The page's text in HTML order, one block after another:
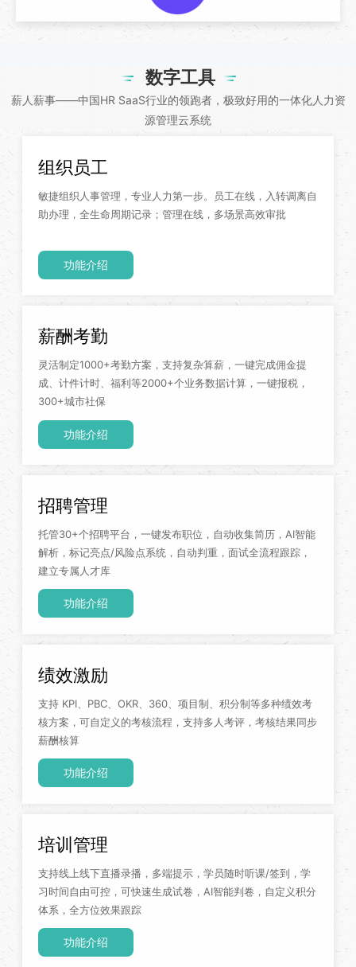
数字工具
薪人薪事——中国HR SaaS行业的领跑者，极致好用的一体化人力资
源管理云系统
组织员工
敏捷组织人事管理，专业人力第一步。员工在线，入转调离自
助办理，全生命周期记录；管理在线，多场景高效审批
功能介绍
薪酬考勤
灵活制定1000+考勤方案，支持复杂算薪，一键完成佣金提
成、计件计时、福利等2000+个业务数据计算，一键报税，
300+城市社保
功能介绍
招聘管理
托管30+个招聘平台，一键发布职位，自动收集简历，AI智能
解析，标记亮点/风险点系统，自动判重，面试全流程跟踪，
建立专属人才库
功能介绍
绩效激励
支持 KPI、PBC、OKR、360、项目制、积分制等多种绩效考
核方案，可自定义的考核流程，支持多人考评，考核结果同步
薪酬核算
功能介绍
培训管理
支持线上线下直播录播，多端提示，学员随时听课/签到，学
习时间自由可控，可快速生成试卷，AI智能判卷，自定义积分
体系，全方位效果跟踪
功能介绍